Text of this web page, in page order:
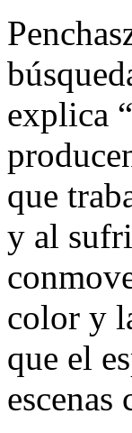
explica
que
y al
color y
que el
escenas